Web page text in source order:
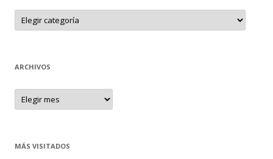
r
:
E
T
A
S
ARCHIVOS
A
c
o
s
MÁS VISITADOS